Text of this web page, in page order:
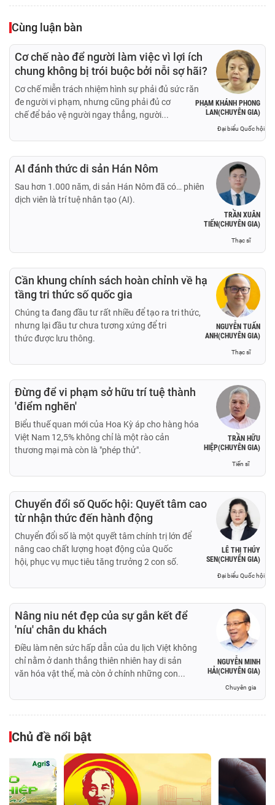
Cùng luận bàn
PHẠM KHÁNH PHONG
LAN(CHUYÊN GIA)
Đại biểu Quốc hội
Cơ chế nào để người làm việc vì lợi ích
chung không bị trói buộc bởi nỗi sợ hãi?
Cơ chế miễn trách nhiệm hình sự phải đủ sức răn
đe người vi phạm, nhưng cũng phải đủ cơ
chế để bảo vệ người ngay thẳng, người...
TRẦN XUÂN
TIẾN(CHUYÊN GIA)
Thạc sĩ
AI đánh thức di sản Hán Nôm
Sau hơn 1.000 năm, di sản Hán Nôm đã có… phiên
dịch viên là trí tuệ nhân tạo (AI).
NGUYỄN TUẤN
ANH(CHUYÊN GIA)
Thạc sĩ
Cần khung chính sách hoàn chỉnh về hạ
tầng tri thức số quốc gia
Chúng ta đang đầu tư rất nhiều để tạo ra tri thức,
nhưng lại đầu tư chưa tương xứng để tri
thức được lưu thông.
TRẦN HỮU
HIỆP(CHUYÊN GIA)
Tiến sĩ
Đừng để vi phạm sở hữu trí tuệ thành
'điểm nghẽn'
Biểu thuế quan mới của Hoa Kỳ áp cho hàng hóa
Việt Nam 12,5% không chỉ là một rào cản
thương mại mà còn là "phép thử".
LÊ THỊ THÚY
SEN(CHUYÊN GIA)
Đại biểu Quốc hội
Chuyển đổi số Quốc hội: Quyết tâm cao
từ nhận thức đến hành động
Chuyển đổi số là một quyết tâm chính trị lớn để
nâng cao chất lượng hoạt động của Quốc
hội, phục vụ mục tiêu tăng trưởng 2 con số.
NGUYỄN MINH
HẢI(CHUYÊN GIA)
Chuyên gia
Nâng niu nét đẹp của sự gắn kết để
'níu' chân du khách
Điều làm nên sức hấp dẫn của du lịch Việt không
chỉ nằm ở danh thắng thiên nhiên hay di sản
văn hóa vật thể, mà còn ở chính những con...
Chủ đề nổi bật